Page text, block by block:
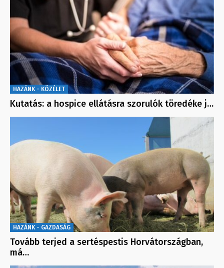
HAZÁNK - KÖZÉLET
Kutatás: a hospice ellátásra szorulók töredéke j…
HAZÁNK - GAZDASÁG
Tovább terjed a sertéspestis Horvátországban,
má…